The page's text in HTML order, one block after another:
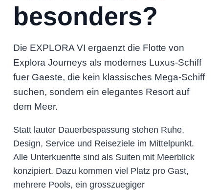
besonders?
Die EXPLORA VI ergaenzt die Flotte von
Explora Journeys als modernes Luxus-Schiff
fuer Gaeste, die kein klassisches Mega-Schiff
suchen, sondern ein elegantes Resort auf
dem Meer.
Statt lauter Dauerbespassung stehen Ruhe,
Design, Service und Reiseziele im Mittelpunkt.
Alle Unterkuenfte sind als Suiten mit Meerblick
konzipiert. Dazu kommen viel Platz pro Gast,
mehrere Pools, ein grosszuegiger